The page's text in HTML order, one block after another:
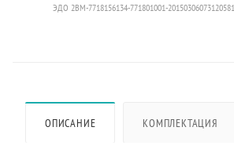
ЭДО 2BM-7718156134-771801001-
ОПИСАНИЕ КОМПЛЕКТАЦИЯ